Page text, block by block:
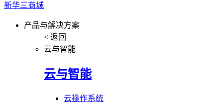
新华三商城
产品与解决方案
< 返回
云与智能
云与智能
云操作系统